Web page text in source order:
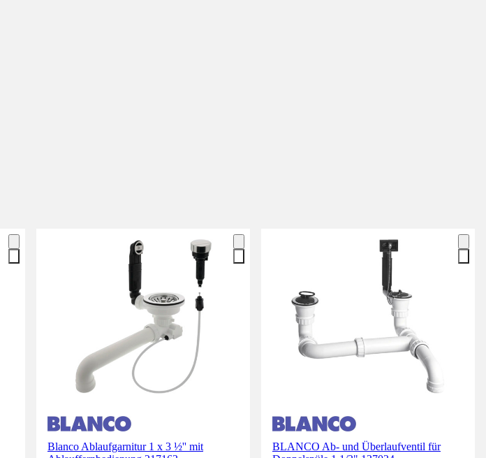
Blanco Ablaufgarnitur 1 x 3 ½'' mit
BLANCO Ab- und Überlaufventil für